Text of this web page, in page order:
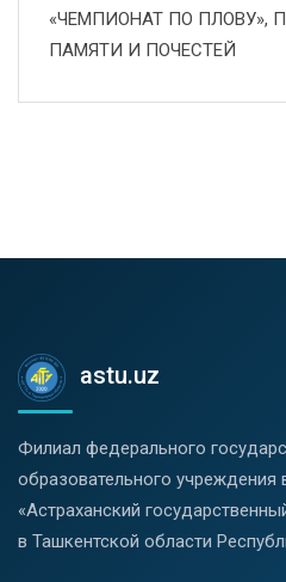
«ЧЕМПИОНАТ ПО
ПАМЯТИ И ПОЧЕСТЕЙ
astu.uz
Филиал федерального
образовательного
«Астраханский
в Ташкентской области